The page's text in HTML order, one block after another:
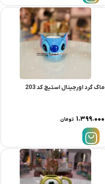
ماگ گرد اورجینال استیج کد 203
۱.۳۹۹.۰۰۰ تومان